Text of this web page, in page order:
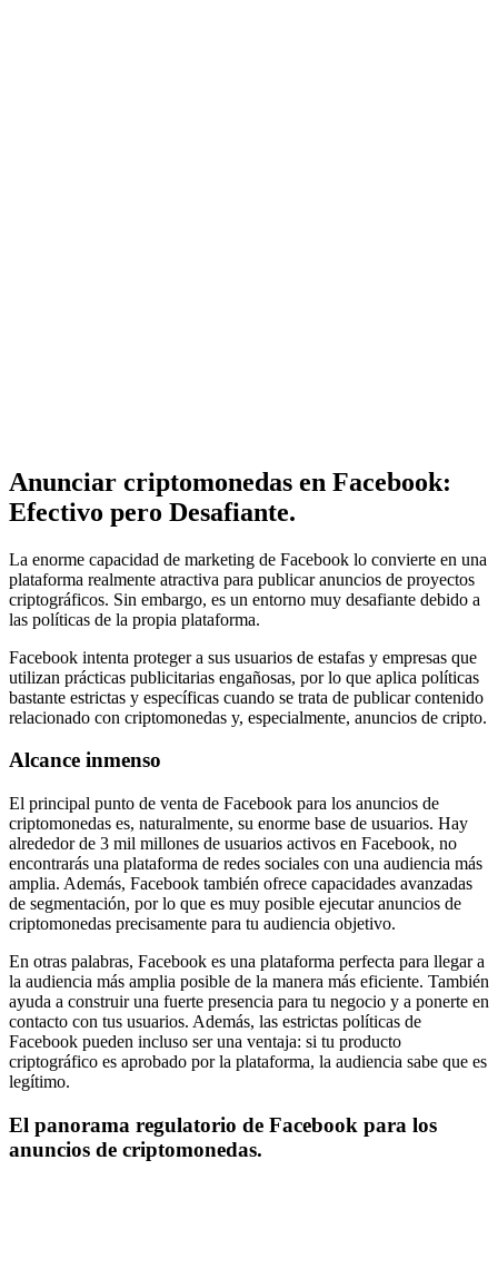
Anunciar criptomonedas en Facebook:
Efectivo pero Desafiante.
La enorme capacidad de marketing de Facebook lo convierte en una
plataforma realmente atractiva para publicar anuncios de proyectos
criptográficos. Sin embargo, es un entorno muy desafiante debido a
las políticas de la propia plataforma.
Facebook intenta proteger a sus usuarios de estafas y empresas que
utilizan prácticas publicitarias engañosas, por lo que aplica políticas
bastante estrictas y específicas cuando se trata de publicar contenido
relacionado con criptomonedas y, especialmente, anuncios de cripto.
Alcance inmenso
El principal punto de venta de Facebook para los anuncios de
criptomonedas es, naturalmente, su enorme base de usuarios. Hay
alrededor de 3 mil millones de usuarios activos en Facebook, no
encontrarás una plataforma de redes sociales con una audiencia más
amplia. Además, Facebook también ofrece capacidades avanzadas
de segmentación, por lo que es muy posible ejecutar anuncios de
criptomonedas precisamente para tu audiencia objetivo.
En otras palabras, Facebook es una plataforma perfecta para llegar a
la audiencia más amplia posible de la manera más eficiente. También
ayuda a construir una fuerte presencia para tu negocio y a ponerte en
contacto con tus usuarios. Además, las estrictas políticas de
Facebook pueden incluso ser una ventaja: si tu producto
criptográfico es aprobado por la plataforma, la audiencia sabe que es
legítimo.
El panorama regulatorio de Facebook para los
anuncios de criptomonedas.